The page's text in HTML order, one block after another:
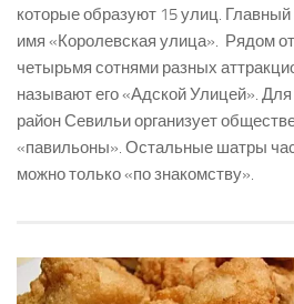
которые образуют 15 улиц. Главный
имя «Королевская улица». Рядом
четырьмя сотнями разных
называют его «Адской Улицей».
район Севильи организует
«павильоны». Остальные шатры
можно только «по знакомству».